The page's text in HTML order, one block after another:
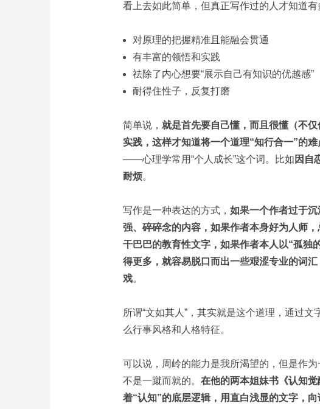
看上去如此简单，但真正写作过的人才知道
对原理的把握精准且能融会贯通
有丰富的领悟和实践
祛除了内心想要“展示自己有知识的优越感”
耐得住性子，反复打磨
简单说， 就是首先要自己懂，而且很懂（不
实践，这样才知道将一个道理“知行合一”的
——心理学常用“个人成长”这个词。比如 因自
耐烦。
写作是一种表达的方式， 如果一个作者过于
强、碎碎念的内容，如果作者本身好为人师
干巴巴的教育性文字，如果作者本人以“孤独
得更多，就容易脱口而出一些艰涩专业的词
戏。
所谓“文如其人”，其实就是这个道理，通过
么行事风格和人格特征。
可以说，周岭的能力是我所渴望的，但是作
不是一蹴而就的。 在他的两本姐妹书《认知
着“认知”的底层逻辑，用直白浅显的文字，向